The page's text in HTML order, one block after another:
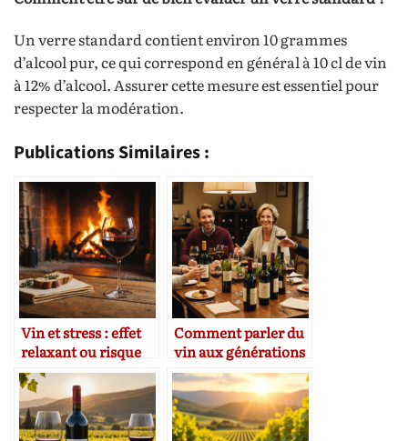
Un verre standard contient environ 10 grammes
d’alcool pur, ce qui correspond en général à 10 cl de vin
à 12% d’alcool. Assurer cette mesure est essentiel pour
respecter la modération.
Publications Similaires :
Vin et stress : effet
relaxant ou risque
de dépendance ?
Comment parler du
vin aux générations
sensibles à la santé